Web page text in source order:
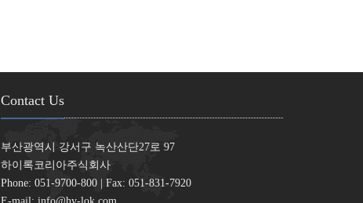
Contact Us
부산광역시 강서구 녹산산단27로 97
하이록코리아주식회사
Phone: 051-9700-800 | Fax: 051-831-7920